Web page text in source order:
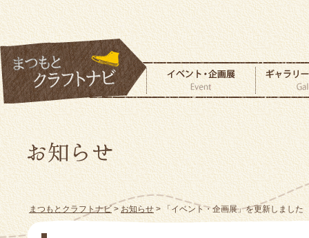
まつもとクラフトナビ>お知らせ> 「イベント・企画展」を更新しました